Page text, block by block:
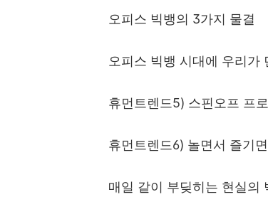
오피스 빅뱅의 3가지 물결
오피스 빅뱅 시대에 우리가
휴먼트렌드5) 스핀오프 프
휴먼트렌드6) 놀면서 즐기
매일 같이 부딪히는 현실의